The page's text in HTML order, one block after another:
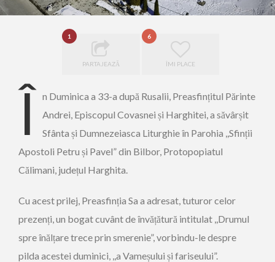
1
PARTAJEAZĂ
6
ÎMI PLACE
Î n Duminica a 33-a după Rusalii, Preasfințitul Părinte
Andrei, Episcopul Covasnei și Harghitei, a săvârșit
Sfânta și Dumnezeiasca Liturghie în Parohia ,,Sfinții
Apostoli Petru și Pavel” din Bilbor, Protopopiatul
Călimani, județul Harghita.
Cu acest prilej, Preasfinția Sa a adresat, tuturor celor
prezenți, un bogat cuvânt de învățătură intitulat ,,Drumul
spre înălțare trece prin smerenie”, vorbindu-le despre
pilda acestei duminici, ,,a Vameșului și fariseului”.